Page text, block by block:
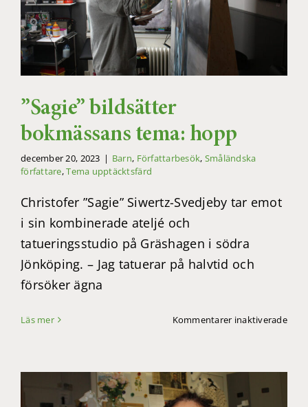
”Sagie” bildsätter
bokmässans tema: hopp
december 20, 2023 | Barn, Författarbesök, Småländska
författare,Tema upptäcktsfärd
Christofer ”Sagie” Siwertz-Svedjeby tar emot
i sin kombinerade ateljé och
tatueringsstudio på Gräshagen i södra
Jönköping. – Jag tatuerar på halvtid och
försöker ägna
Läs mer Kommentarer inaktiveradeför